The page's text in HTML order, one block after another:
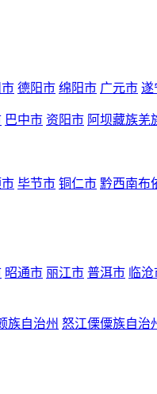
德阳市 绵阳市 广元市 遂
巴中市 资阳市 阿坝藏族羌
毕节市 铜仁市 黔西南布
昭通市 丽江市 普洱市 临
族自治州 怒江傈僳族自治